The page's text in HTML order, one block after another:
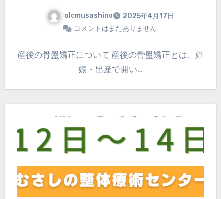
oldmusashino
2025年4月17日
コメントはまだありません
産後の骨盤矯正について 産後の骨盤矯正とは、妊
娠・出産で開い…